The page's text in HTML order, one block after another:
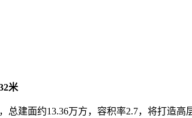
米
总建面约13.36万方，容积率2.7，将打造